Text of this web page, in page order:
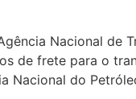
Nacional de
de frete para o
Nacional do